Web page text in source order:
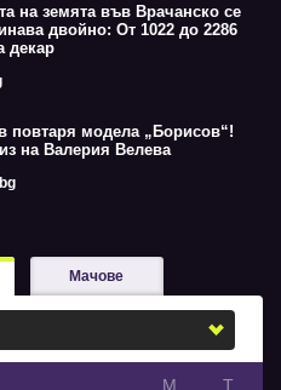
на земята във Врачанско се
двойно: От 1022 до 2286
декар
повтаря модела „Борисов“!
на Валерия Велева
Мачове
М Т